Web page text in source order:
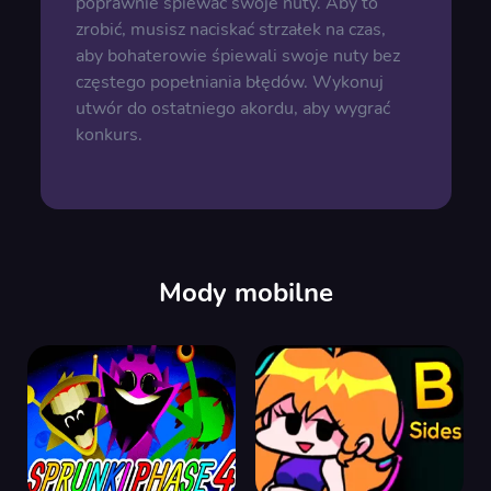
zrobić, musisz naciskać strzałek na czas,
aby bohaterowie śpiewali swoje nuty bez
częstego popełniania błędów. Wykonuj
utwór do ostatniego akordu, aby wygrać
konkurs.
Mody mobilne